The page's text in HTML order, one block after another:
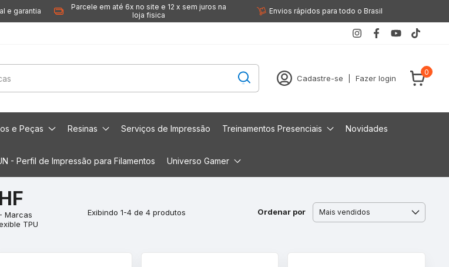
e garantia
Parcele em até 6x no site e 12 x sem juros na
loja fisica
Envios rápidos para todo o Brasil
Cadastre-se Fazer login
0
e Peças Resinas Serviços de Impressão Treinamentos Presenciais Novidades
- Perfil de Impressão para Filamentos Universo Gamer
Marcas
TPU
Exibindo 1-4 de 4 produtos Ordenar por